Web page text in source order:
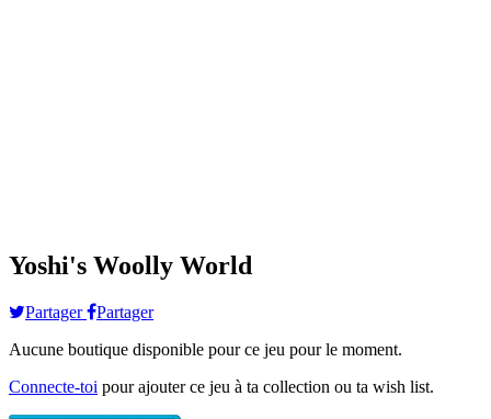
Yoshi's Woolly World
Partager
Partager
Aucune boutique disponible pour ce jeu pour le moment.
Connecte-toi pour ajouter ce jeu à ta collection ou ta wish list.